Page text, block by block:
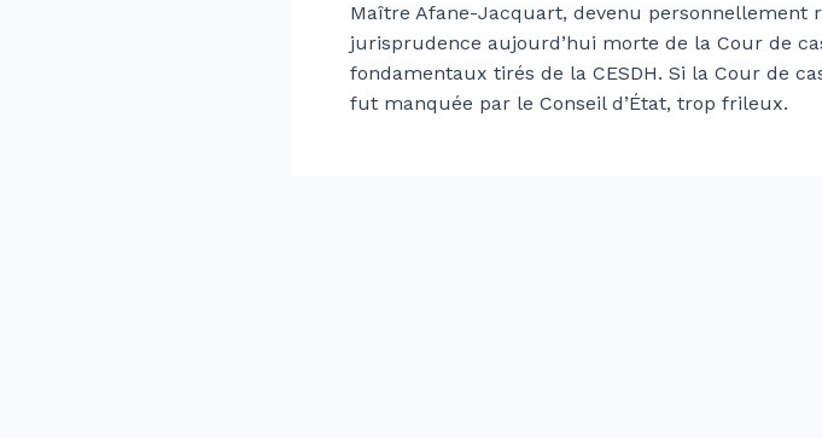
Maître Afane-Jacquart, devenu personnellement
jurisprudence aujourd’hui morte de la Cour de
fondamentaux tirés de la CESDH. Si la Cour de
fut manquée par le Conseil d’État, trop frileux.